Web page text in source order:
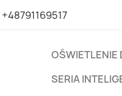
+48791169517
OŚWIETLENIE
SERIA